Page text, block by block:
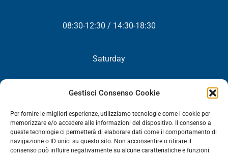
Gestisci Consenso Cookie
Per fornire le migliori esperienze, utilizziamo tecnologie come i cookie per
memorizzare e/o accedere alle informazioni del dispositivo. Il consenso a
queste tecnologie ci permetterà di elaborare dati come il comportamento di
navigazione o ID unici su questo sito. Non acconsentire o ritirare il
consenso può influire negativamente su alcune caratteristiche e funzioni.
08:30-12:30 / 14:30-18:30
Saturday
Closed
NEWSLETTER